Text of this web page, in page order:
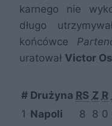
karnego nie
długo
końcówce
uratował Victor
# Drużyna RS Z R
1 Napoli 8 8 0